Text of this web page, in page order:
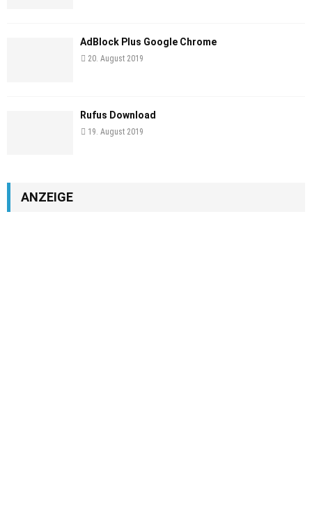
AdBlock Plus Google Chrome
20. August 2019
Rufus Download
19. August 2019
ANZEIGE